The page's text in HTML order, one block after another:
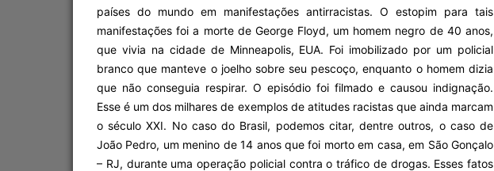
países do mundo em manifestações antirracistas. O estopim para tais
manifestações foi a morte de George Floyd, um homem negro de 40 anos,
que vivia na cidade de Minneapolis, EUA. Foi imobilizado por um policial
branco que manteve o joelho sobre seu pescoço, enquanto o homem dizia
que não conseguia respirar. O episódio foi filmado e causou indignação.
Esse é um dos milhares de exemplos de atitudes racistas que ainda marcam
o século XXI. No caso do Brasil, podemos citar, dentre outros, o caso de
João Pedro, um menino de 14 anos que foi morto em casa, em São Gonçalo
– RJ, durante uma operação policial contra o tráfico de drogas. Esses fatos